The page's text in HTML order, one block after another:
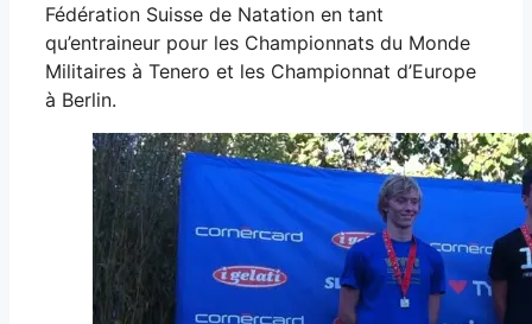
Fédération Suisse de Natation en tant
qu’entraineur pour les Championnats du Monde
Militaires à Tenero et les Championnat d’Europe
à Berlin.